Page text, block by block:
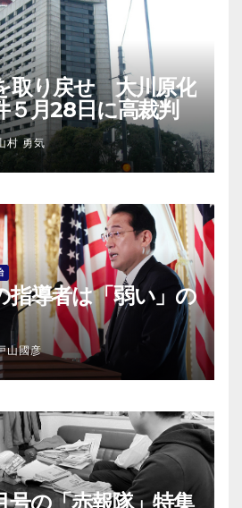
取り戻せ 大川原化
５月28日に高裁判
村 勇気
指導者は「弱い」の
山國彦
号の「赤報隊」特集